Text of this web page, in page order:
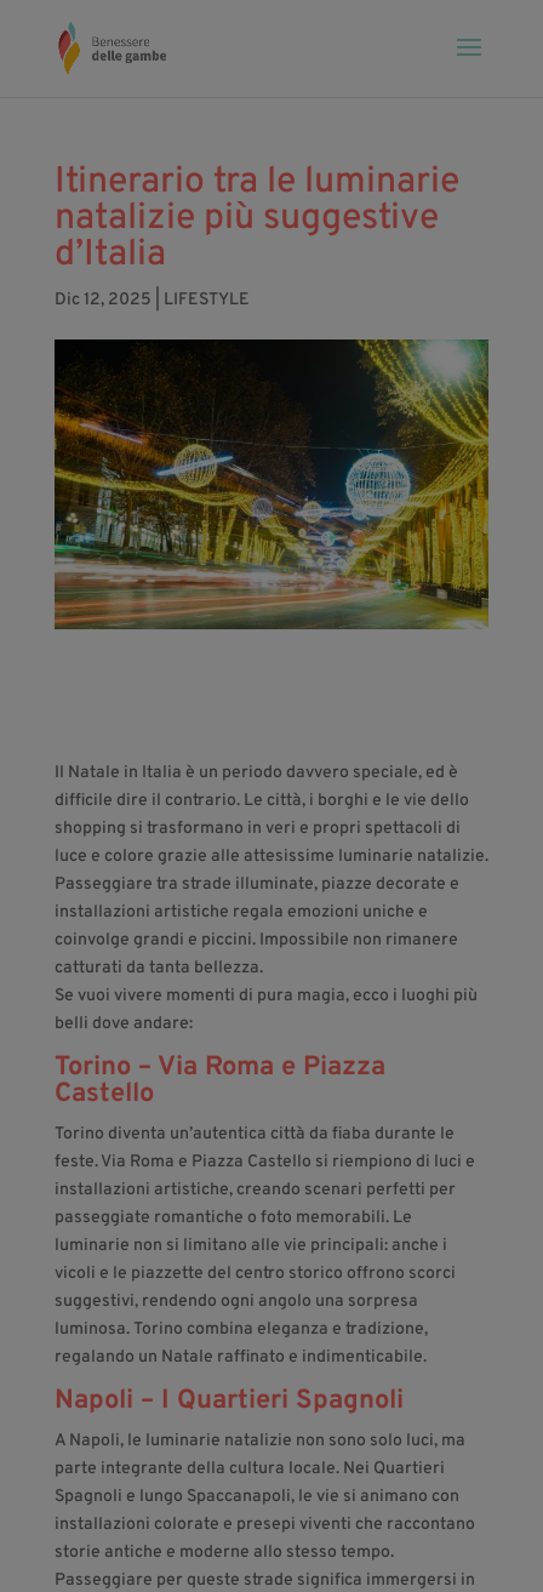
Itinerario tra le luminarie
natalizie più suggestive
d’Italia
Dic 12, 2025 LIFESTYLE
Il Natale in Italia è un periodo davvero speciale, ed è
difficile dire il contrario. Le città, i borghi e le vie dello
shopping si trasformano in veri e propri spettacoli di
luce e colore grazie alle attesissime luminarie natalizie.
Passeggiare tra strade illuminate, piazze decorate e
installazioni artistiche regala emozioni uniche e
coinvolge grandi e piccini. Impossibile non rimanere
catturati da tanta bellezza.
Se vuoi vivere momenti di pura magia, ecco i luoghi più
belli dove andare:
Torino – Via Roma e Piazza
Castello
Torino diventa un’autentica città da fiaba durante le
feste. Via Roma e Piazza Castello si riempiono di luci e
installazioni artistiche, creando scenari perfetti per
passeggiate romantiche o foto memorabili. Le
luminarie non si limitano alle vie principali: anche i
vicoli e le piazzette del centro storico offrono scorci
suggestivi, rendendo ogni angolo una sorpresa
luminosa. Torino combina eleganza e tradizione,
regalando un Natale raffinato e indimenticabile.
Napoli – I Quartieri Spagnoli
A Napoli, le luminarie natalizie non sono solo luci, ma
parte integrante della cultura locale. Nei Quartieri
Spagnoli e lungo Spaccanapoli, le vie si animano con
installazioni colorate e presepi viventi che raccontano
storie antiche e moderne allo stesso tempo.
Passeggiare per queste strade significa immergersi in